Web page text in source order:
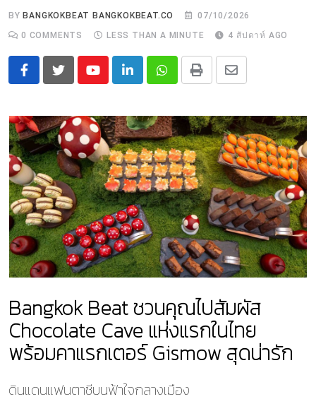
BY BANGKOKBEAT BANGKOKBEAT.CO
07/10/2026
0 COMMENTS LESS THAN A MINUTE 4 สัปดาห์ AGO
YoutubeLinkedInWhatsapp
Print
Share
Email
Bangkok Beat ชวนคุณไปสัมผัส
Chocolate Cave แห่งแรกในไทย
พร้อมคาแรกเตอร์ Gismow สุดน่ารัก
ดินแดนแฟนตาซีบนฟ้าใจกลางเมือง